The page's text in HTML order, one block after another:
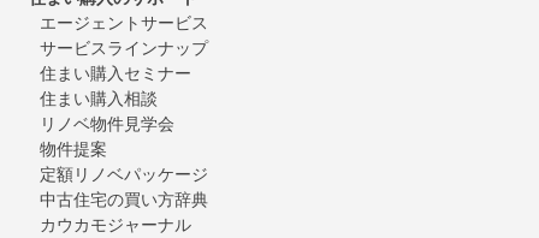
エージェントサービス
サービスラインナップ
住まい購入セミナー
住まい購入相談
リノベ物件見学会
物件提案
定額リノベパッケージ
中古住宅の買い方辞典
カウカモジャーナル